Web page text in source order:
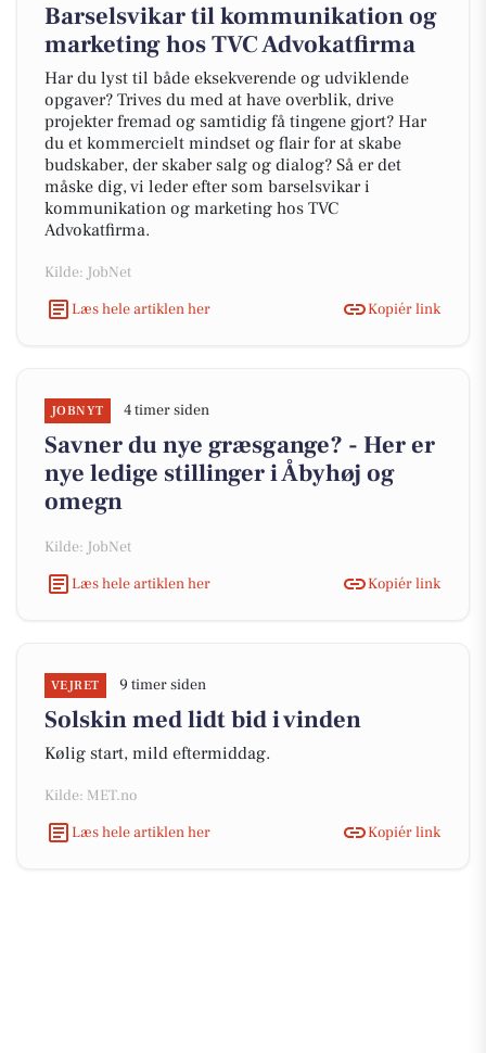
Barselsvikar til kommunikation og
marketing hos TVC Advokatfirma
Har du lyst til både eksekverende og udviklende
opgaver? Trives du med at have overblik, drive
projekter fremad og samtidig få tingene gjort? Har
du et kommercielt mindset og flair for at skabe
budskaber, der skaber salg og dialog? Så er det
måske dig, vi leder efter som barselsvikar i
kommunikation og marketing hos TVC
Advokatfirma.
Kilde: JobNet
Læs hele artiklen her
Kopiér link
JOBNYT 4 timer siden
Savner du nye græsgange? - Her er
nye ledige stillinger i Åbyhøj og
omegn
Kilde: JobNet
Læs hele artiklen her
Kopiér link
VEJRET 9 timer siden
Solskin med lidt bid i vinden
Kølig start, mild eftermiddag.
Kilde: MET.no
Læs hele artiklen her
Kopiér link